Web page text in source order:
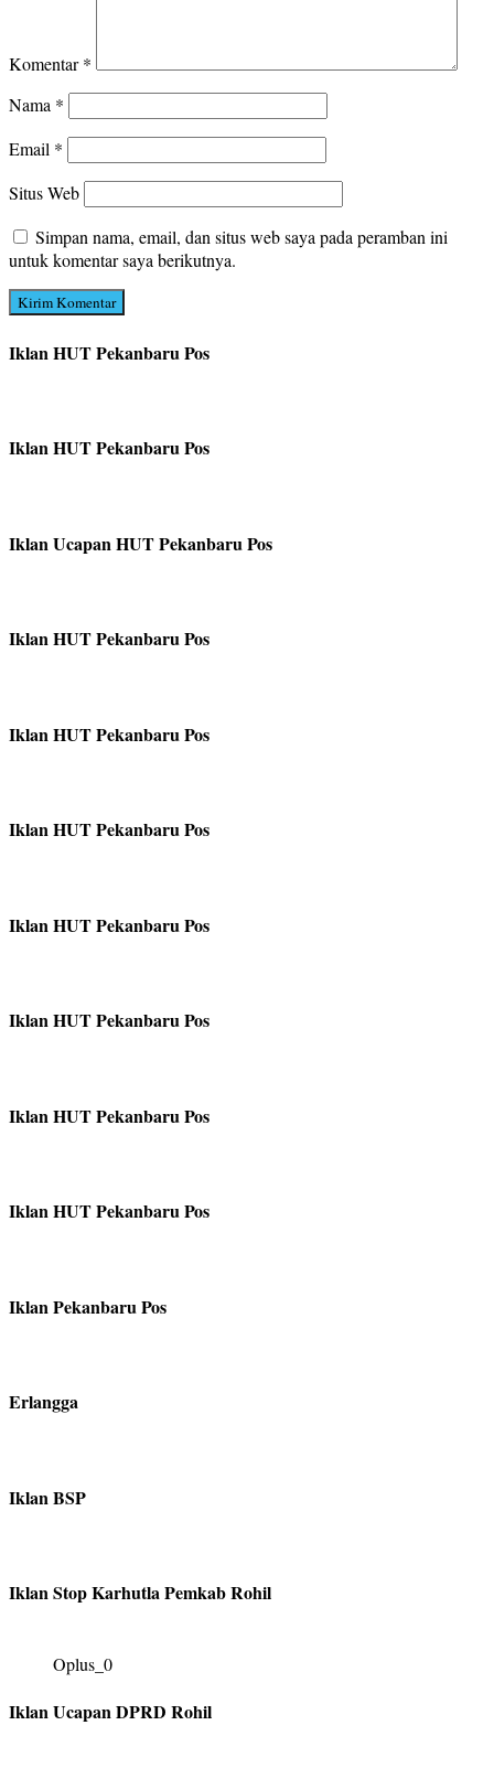
Komentar*
Nama *
Email *
Situs Web
Simpan nama, email, dan situs web saya pada peramban ini
untuk komentar saya berikutnya.
Iklan HUT Pekanbaru Pos
Iklan HUT Pekanbaru Pos
Iklan Ucapan HUT Pekanbaru Pos
Iklan HUT Pekanbaru Pos
Iklan HUT Pekanbaru Pos
Iklan HUT Pekanbaru Pos
Iklan HUT Pekanbaru Pos
Iklan HUT Pekanbaru Pos
Iklan HUT Pekanbaru Pos
Iklan HUT Pekanbaru Pos
Iklan Pekanbaru Pos
Erlangga
Iklan BSP
Iklan Stop Karhutla Pemkab Rohil
Oplus_0
Iklan Ucapan DPRD Rohil